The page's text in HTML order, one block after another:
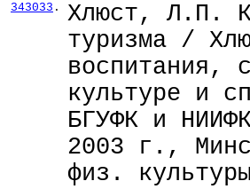
343033 .
Хлюст, Л.П. К
туризма /
воспитания,
культуре и
БГУФК и
2003 г.,
физ.